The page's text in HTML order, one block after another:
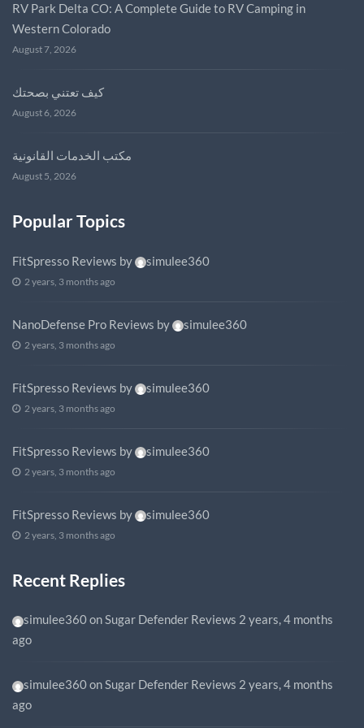
RV Park Delta CO: A Complete Guide to RV Camping in
Western Colorado
August 7, 2026
كيف تعتني بصحتك
August 6, 2026
مكتب الخدمات القانونية
August 5, 2026
Popular Topics
FitSpresso Reviews by simulee360
2 years, 3 months ago
NanoDefense Pro Reviews by simulee360
2 years, 3 months ago
FitSpresso Reviews by simulee360
2 years, 3 months ago
FitSpresso Reviews by simulee360
2 years, 3 months ago
FitSpresso Reviews by simulee360
2 years, 3 months ago
Recent Replies
simulee360onSugar Defender Reviews 2 years, 4 months
ago
simulee360onSugar Defender Reviews 2 years, 4 months
ago